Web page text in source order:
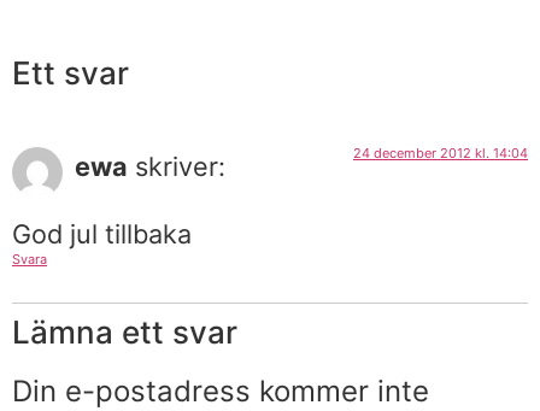
Ett svar
ewa skriver: 24 december 2012 kl. 14:04
God jul tillbaka
Svara
Lämna ett svar
Din e-postadress kommer inte